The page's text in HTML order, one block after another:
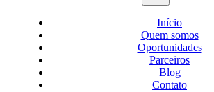
Início
Quem somos
Oportunidades
Parceiros
Blog
Contato